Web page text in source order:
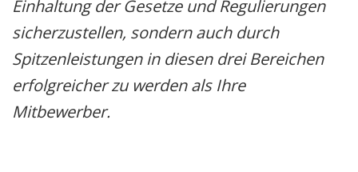
Einhaltung der Gesetze und Regulierungen
sicherzustellen, sondern auch durch
Spitzenleistungen in diesen drei Bereichen
erfolgreicher zu werden als Ihre
Mitbewerber.